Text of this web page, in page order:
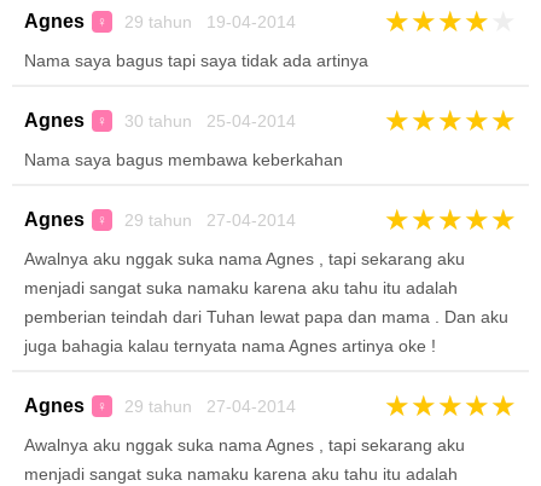
Agnes ♀ 29 tahun 19-04-2014 ★★★★
Nama saya bagus tapi saya tidak ada artinya
Agnes ♀ 30 tahun 25-04-2014 ★★★★★
Nama saya bagus membawa keberkahan
Agnes ♀ 29 tahun 27-04-2014 ★★★★★
Awalnya aku nggak suka nama Agnes , tapi sekarang aku
menjadi sangat suka namaku karena aku tahu itu adalah
pemberian teindah dari Tuhan lewat papa dan mama . Dan aku
juga bahagia kalau ternyata nama Agnes artinya oke !
Agnes ♀ 29 tahun 27-04-2014 ★★★★★
Awalnya aku nggak suka nama Agnes , tapi sekarang aku
menjadi sangat suka namaku karena aku tahu itu adalah